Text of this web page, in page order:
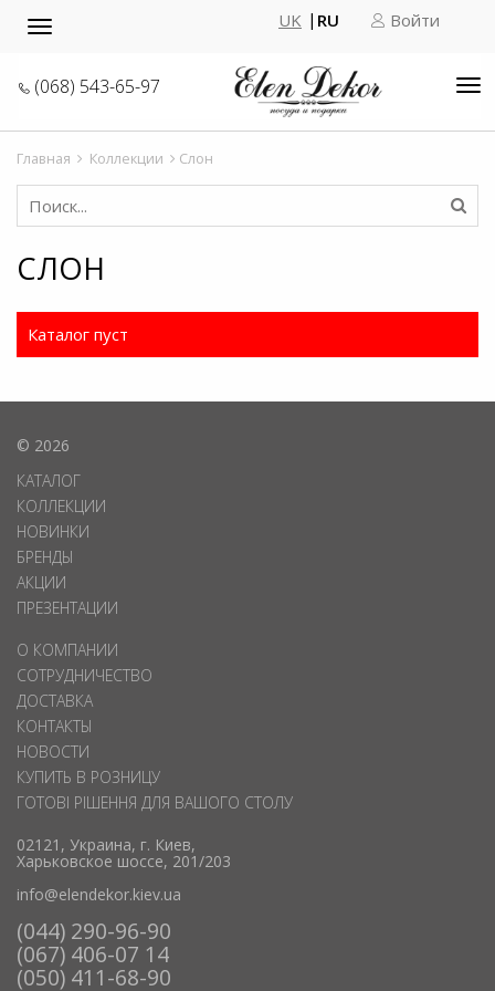
Toggle
UK RU Войти
(068) 543-65-97
Главная Коллекции Слон
СЛОН
Каталог пуст
© 2026
КАТАЛОГ
КОЛЛЕКЦИИ
НОВИНКИ
БРЕНДЫ
АКЦИИ
ПРЕЗЕНТАЦИИ
О КОМПАНИИ
СОТРУДНИЧЕСТВО
ДОСТАВКА
КОНТАКТЫ
НОВОСТИ
КУПИТЬ В РОЗНИЦУ
ГОТОВІ РІШЕННЯ ДЛЯ ВАШОГО СТОЛУ
02121, Украина, г. Киев,
Харьковское шоссе, 201/203
info@elendekor.kiev.ua
(044) 290-96-90
(067) 406-07 14
(050) 411-68-90